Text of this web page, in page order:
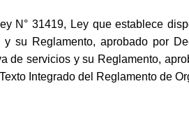
N° 31419, Ley que establece
su Reglamento, aprobado por
de servicios y su Reglamento,
Integrado del Reglamento de